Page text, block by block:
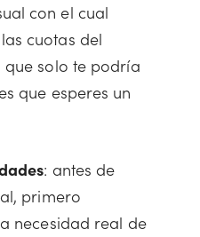
con el cual
cuotas del
que solo te podría
que esperes un
: antes de
primero
necesidad real de